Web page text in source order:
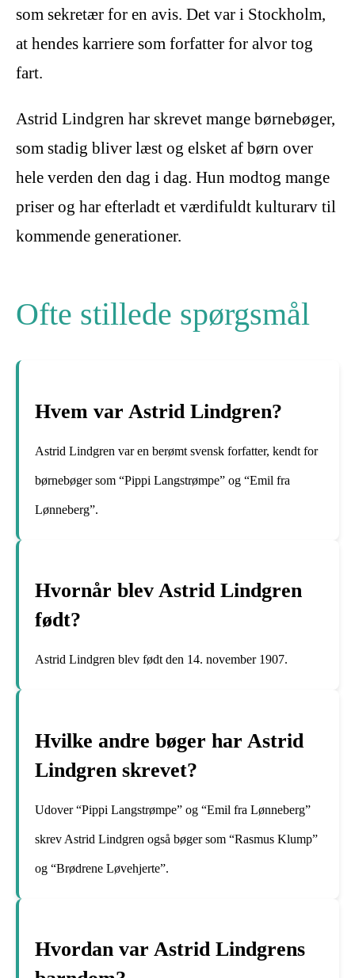
som sekretær for en avis. Det var i Stockholm,
at hendes karriere som forfatter for alvor tog
fart.
Astrid Lindgren har skrevet mange børnebøger,
som stadig bliver læst og elsket af børn over
hele verden den dag i dag. Hun modtog mange
priser og har efterladt et værdifuldt kulturarv til
kommende generationer.
Ofte stillede spørgsmål
Hvem var Astrid Lindgren?
Astrid Lindgren var en berømt svensk forfatter, kendt for
børnebøger som “Pippi Langstrømpe” og “Emil fra
Lønneberg”.
Hvornår blev Astrid Lindgren
født?
Astrid Lindgren blev født den 14. november 1907.
Hvilke andre bøger har Astrid
Lindgren skrevet?
Udover “Pippi Langstrømpe” og “Emil fra Lønneberg”
skrev Astrid Lindgren også bøger som “Rasmus Klump”
og “Brødrene Løvehjerte”.
Hvordan var Astrid Lindgrens